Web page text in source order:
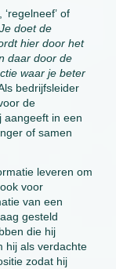
of
doet de
hier door het
daar door de
waar je beter
bedrijfsleider
de
aangeeft in een
of samen
leveren om
voor
van een
gesteld
die hij
hij als verdachte
zodat hij